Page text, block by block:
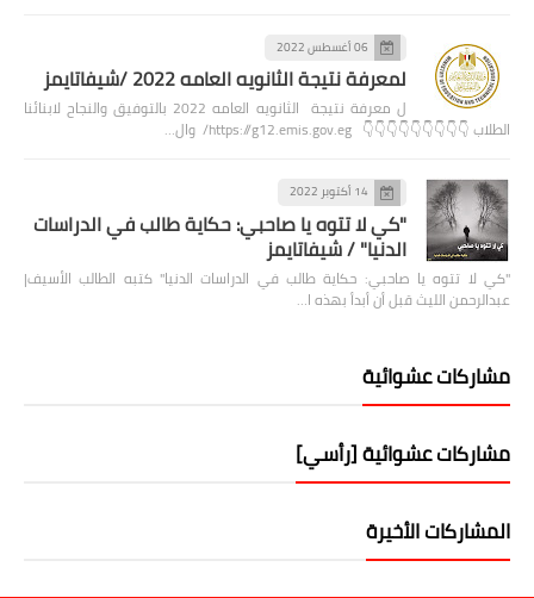
06 أغسطس 2022
لمعرفة نتيجة الثانويه العامه 2022 /شيفاتايمز
ل معرفة نتيجة الثانويه العامه 2022 بالتوفيق والنجاح لابنائنا
الطلاب 👇👇👇👇👇👇👇👇👇 https://g12.emis.gov.eg/ وال…
14 أكتوبر 2022
"كي لا تتوه يا صاحبي: حكاية طالب في الدراسات
الدنيا" / شيفاتايمز
"كي لا تتوه يا صاحبي: حكاية طالب في الدراسات الدنيا" كتبه الطالب الأسيف|
عبدالرحمن الليث قبل أن أبدأ بهذه ا…
مشاركات عشوائية
مشاركات عشوائية [رأسي]
المشاركات الأخيرة